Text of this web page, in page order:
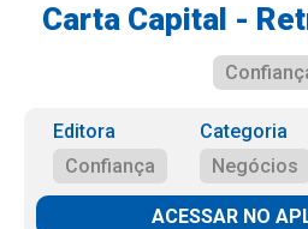
Carta Capital -
Editora
Confiança
Categoria
Negócios
ACESSAR NO